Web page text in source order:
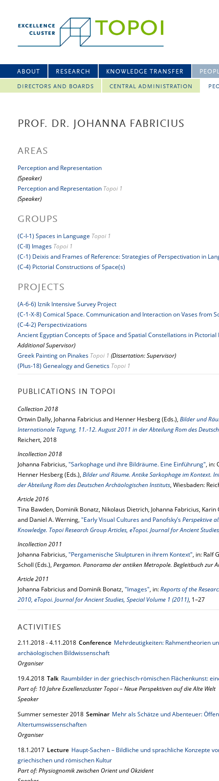
ABOUT RESEARCH KNOWLEDGE TRANSFER
DIRECTORS AND BOARDS CENTRAL ADMINISTRATION
PROF. DR. JOHANNA FABRICIUS
AREAS
Perception and Representation
(Speaker)
Perception and Representation Topoi 1
(Speaker)
GROUPS
(C-I-1) Spaces in Language Topoi 1
(C-II) Images Topoi 1
(C-1) Deixis and Frames of Reference: Strategies of Perspectivation in
(C-4) Pictorial Constructions of Space(s)
PROJECTS
(A-6-6) Iznik Intensive Survey Project
(C-1-X-8) Comical Space. Communication and Interaction on Vases from
(C-4-2) Perspectivizations
Ancient Egyptian Concepts of Space and Spatial Constellations in
Additional Supervisor)
Greek Painting on Pinakes Topoi 1 (Dissertation: Supervisor)
(Plus-18) Genealogy and Genetics Topoi 1
PUBLICATIONS IN TOPOI
Collection 2018
Ortwin Dally, Johanna Fabricius and Henner Hesberg (Eds.), Bilder und
Internationale Tagung, 11.-12. August 2011 in der Abteilung Rom des
Reichert, 2018
Incollection 2018
Johanna Fabricius, "Sarkophage und ihre Bildräume. Eine Einführung", in:
Henner Hesberg (Eds.), Bilder und Räume. Antike Sarkophage im Kontext.
der Abteilung Rom des Deutschen Archäologischen Instituts, Wiesbaden:
Article 2016
Tina Bawden, Dominik Bonatz, Nikolaus Dietrich, Johanna Fabricius,
and Daniel A. Werning, "Early Visual Cultures and Panofsky’sPerspektive
Knowledge. Topoi Research Group Articles, eTopoi. Journal for Ancient
Incollection 2011
Johanna Fabricius, "Pergamenische Skulpturen in ihrem Kontext", in: Ralf
Scholl (Eds.), Pergamon. Panorama der antiken Metropole. Begleitbuch zur
Article 2011
Johanna Fabricius and Dominik Bonatz, "Images", in:Reports of the
2010, eTopoi. Journal for Ancient Studies, Special Volume 1 (2011), 1–27
ACTIVITIES
2.11.2018-4.11.2018 Conference Mehrdeutigkeiten: Rahmentheorien
archäologischen Bildwissenschaft
Organiser
19.4.2018 Talk Raumbilder in der ­grie­chisch­-römischen Flächenkunst:
Part of: 10 Jahre Exzellenzcluster Topoi – Neue Perspektiven auf die Alte Welt
Speaker
Summer semester 2018 Seminar Mehr als Schätze und Abenteuer:
Altertumswissenschaften
Organiser
18.1.2017 Lecture Haupt-Sachen – Bildliche und sprachliche Konzepte
griechischen und römischen Kultur
Part of: Physiognomik zwischen Orient und Okzident